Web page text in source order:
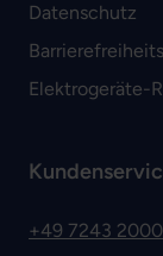
Datenschutz
Elektrogeräte-
+49 7243